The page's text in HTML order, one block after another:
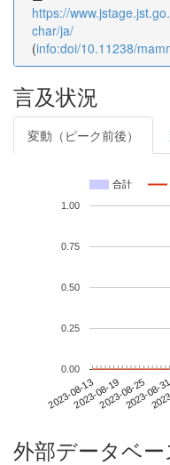
https://
char/ja/
(info:doi/10.11238/
言及状況
変動（ピーク前後）
合計
2023-08-132023-08-192023-08-25
2023-08-
0.00
0.25
0.50
0.75
1.00
外部データベ